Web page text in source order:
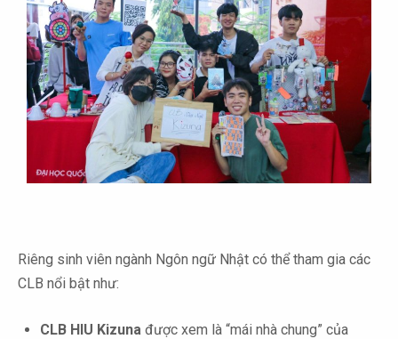
Riêng sinh viên ngành Ngôn ngữ Nhật có thể tham gia các
CLB nổi bật như:
CLB HIU Kizuna được xem là “mái nhà chung” của